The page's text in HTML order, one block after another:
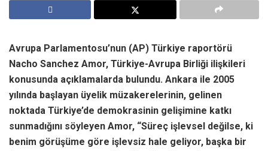
Avrupa Parlamentosu’nun (AP) Türkiye raportörü
Nacho Sanchez Amor, Türkiye-Avrupa Birliği ilişkileri
konusunda açıklamalarda bulundu. Ankara ile 2005
yılında başlayan üyelik müzakerelerinin, gelinen
noktada Türkiye’de demokrasinin gelişimine katkı
sunmadığını söyleyen Amor, “Süreç işlevsel değilse, ki
benim görüşüme göre işlevsiz hale geliyor, başka bir